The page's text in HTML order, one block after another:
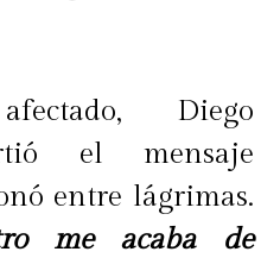
Diego
el mensaje
entre lágrimas.
me acaba de